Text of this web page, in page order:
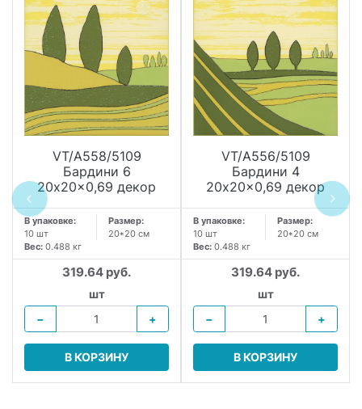
VT/A558/5109
Бардини 6
20x20x0,69 декор
В упаковке:
10 шт
Размер:
20*20 см
Вес: 0.488 кг
319.64 руб.
шт
−
+
В КОРЗИНУ
VT/A556/5109
Бардини 4
20x20x0,69 декор
В упаковке:
10 шт
Размер:
20*20 см
Вес: 0.488 кг
319.64 руб.
шт
−
+
В КОРЗИНУ